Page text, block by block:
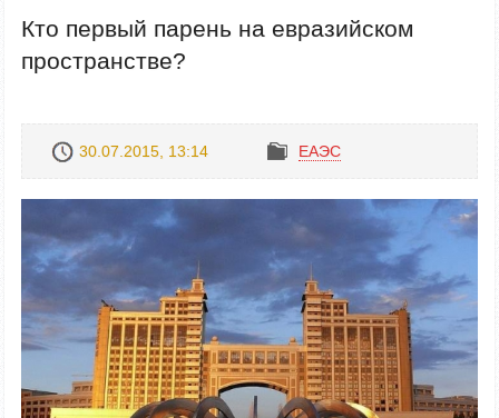
Кто первый парень на евразийском
проcтранстве?
30.07.2015, 13:14 ЕАЭС